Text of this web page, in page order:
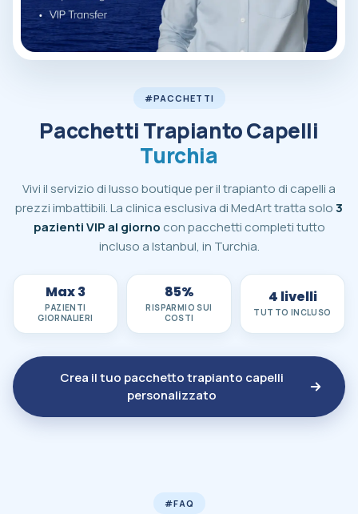
#PACCHETTI
Pacchetti Trapianto Capelli
Turchia
Vivi il servizio di lusso boutique per il trapianto di capelli a
prezzi imbattibili. La clinica esclusiva di MedArt tratta solo3
pazienti VIP al giorno con pacchetti completi tutto
incluso a Istanbul, in Turchia.
Max 3
PAZIENTI
GIORNALIERI
85%
RISPARMIO SUI
COSTI
4 livelli
TUTTO INCLUSO
Crea il tuo pacchetto trapianto capelli
personalizzato
#FAQ